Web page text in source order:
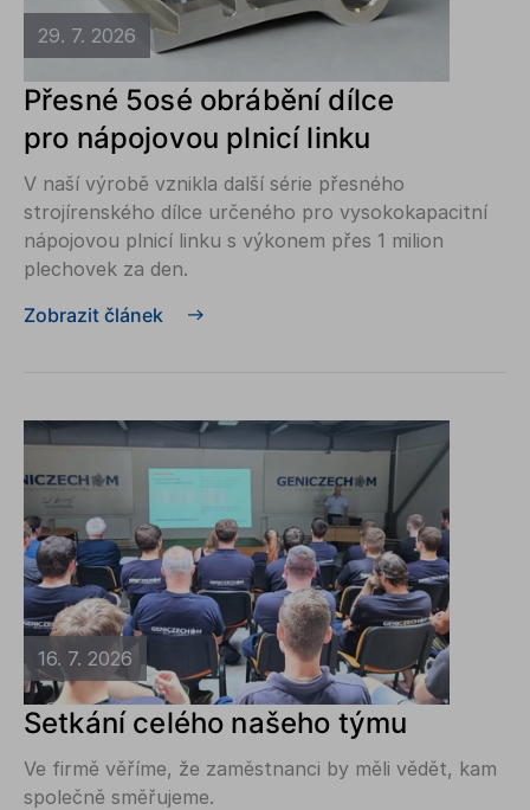
29. 7. 2026
Přesné 5osé obrábění dílce
pro nápojovou plnicí linku
V naší výrobě vznikla další série přesného
strojírenského dílce určeného pro vysokokapacitní
nápojovou plnicí linku s výkonem přes 1 milion
plechovek za den.
Zobrazit článek
16. 7. 2026
Setkání celého našeho týmu
Ve firmě věříme, že zaměstnanci by měli vědět, kam
společně směřujeme.